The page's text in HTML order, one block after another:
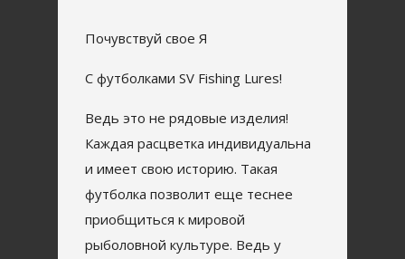
Почувствуй свое Я
С футболками SV Fishing Lures!
Ведь это не рядовые изделия!
Каждая расцветка индивидуальна
и имеет свою историю. Такая
футболка позволит еще теснее
приобщиться к мировой
рыболовной культуре. Ведь у